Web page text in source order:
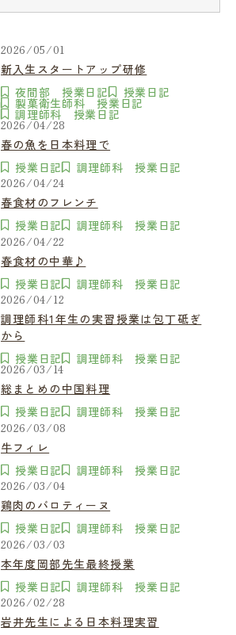
2026/05/01
新入生スタートアップ研修
夜間部 授業日記
授業日記
製菓衛生師科 授業日記
調理師科 授業日記
2026/04/28
春の魚を日本料理で
授業日記
調理師科 授業日記
2026/04/24
春食材のフレンチ
授業日記
調理師科 授業日記
2026/04/22
春食材の中華♪
授業日記
調理師科 授業日記
2026/04/12
調理師科1年生の実習授業は包丁砥ぎ
から
授業日記
調理師科 授業日記
2026/03/14
総まとめの中国料理
授業日記
調理師科 授業日記
2026/03/08
牛フィレ
授業日記
調理師科 授業日記
2026/03/04
鶏肉のバロティーヌ
授業日記
調理師科 授業日記
2026/03/03
本年度岡部先生最終授業
授業日記
調理師科 授業日記
2026/02/28
岩井先生による日本料理実習